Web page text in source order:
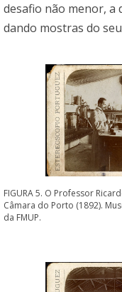
desafio não menor, a
dando mostras do seu
FIGURA 5. O Professor
Câmara do Porto (1892).
da FMUP.